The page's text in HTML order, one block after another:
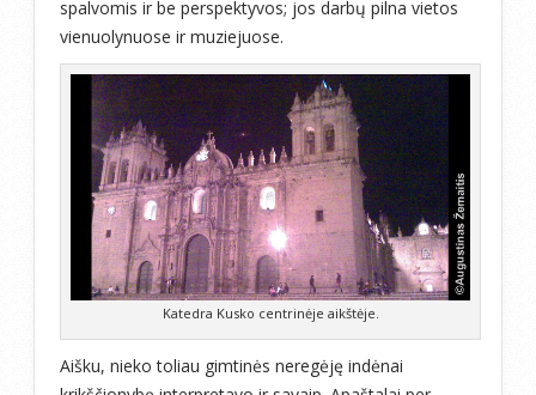
spalvomis ir be perspektyvos; jos darbų pilna vietos
vienuolynuose ir muziejuose.
Katedra Kusko centrinėje aikštėje.
Aišku, nieko toliau gimtinės neregėję indėnai